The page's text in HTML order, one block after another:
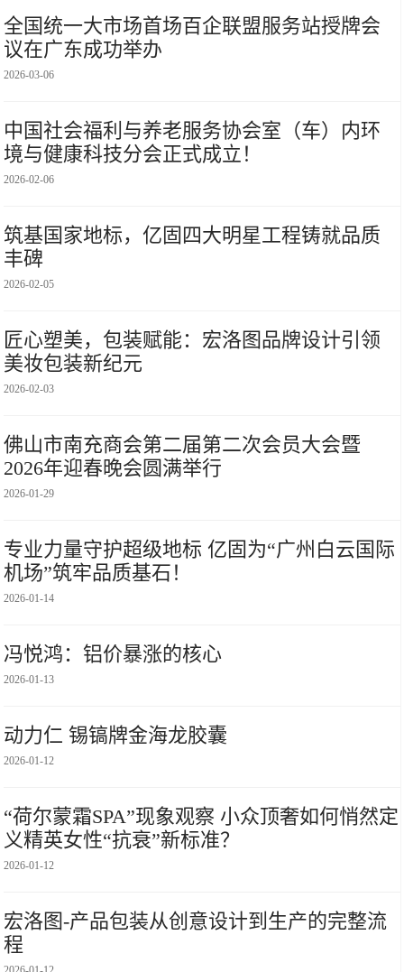
全国统一大市场首场百企联盟服务站授牌会
议在广东成功举办
2026-03-06
中国社会福利与养老服务协会室（车）内环
境与健康科技分会正式成立！
2026-02-06
筑基国家地标，亿固四大明星工程铸就品质
丰碑
2026-02-05
匠心塑美，包装赋能：宏洛图品牌设计引领
美妆包装新纪元
2026-02-03
佛山市南充商会第二届第二次会员大会暨
2026年迎春晚会圆满举行
2026-01-29
专业力量守护超级地标 亿固为“广州白云国际
机场”筑牢品质基石！
2026-01-14
冯悦鸿：铝价暴涨的核心
2026-01-13
动力仁 锡镐牌金海龙胶囊
2026-01-12
“荷尔蒙霜SPA”现象观察 小众顶奢如何悄然定
义精英女性“抗衰”新标准？
2026-01-12
宏洛图-产品包装从创意设计到生产的完整流
程